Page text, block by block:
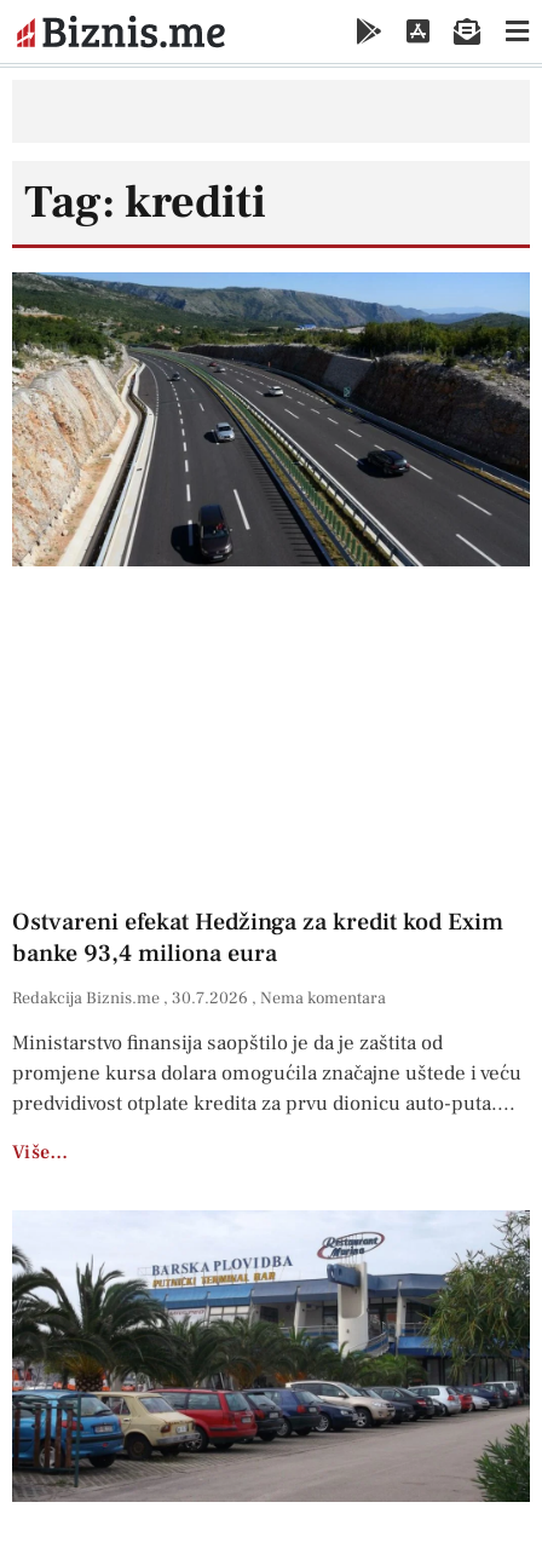
Tag: krediti
Ostvareni efekat Hedžinga za kredit kod Exim
banke 93,4 miliona eura
Redakcija Biznis.me 30.7.2026 Nema komentara
Ministarstvo finansija saopštilo je da je zaštita od
promjene kursa dolara omogućila značajne uštede i veću
predvidivost otplate kredita za prvu dionicu auto-puta.
Više…